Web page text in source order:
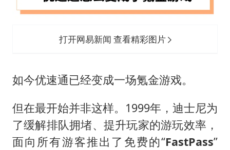
打开网易新闻 查看精彩图片
如今优速通已经变成一场氪金游戏。
但在最开始并非这样。1999年，迪士尼为
了缓解排队拥堵、提升玩家的游玩效率，
面向所有游客推出了免费的“FastPass”